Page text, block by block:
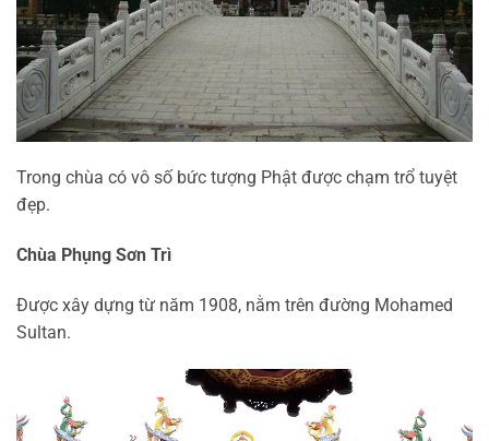
Trong chùa có vô số bức tượng Phật được chạm trổ tuyệt
đẹp.
Chùa Phụng Sơn Trì
Được xây dựng từ năm 1908, nằm trên đường Mohamed
Sultan.